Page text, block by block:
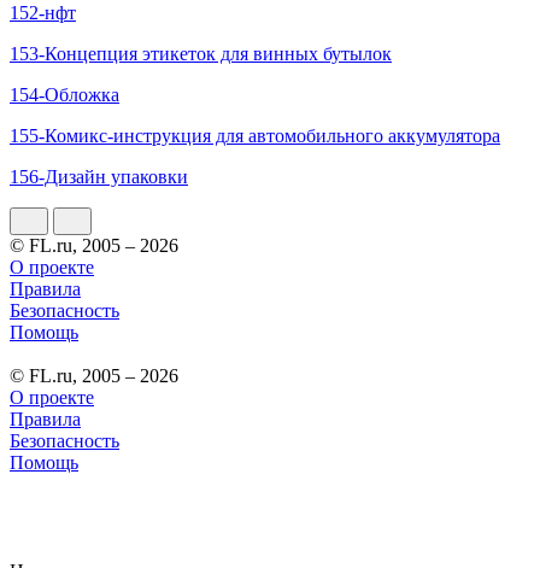
152-нфт
153-Концепция этикеток для винных бутылок
154-Обложка
155-Комикс-инструкция для автомобильного аккумулятора
156-Дизайн упаковки
© FL.ru, 2005 – 2026
О проекте
Правила
Безопасность
Помощь
© FL.ru, 2005 – 2026
О проекте
Правила
Безопасность
Помощь